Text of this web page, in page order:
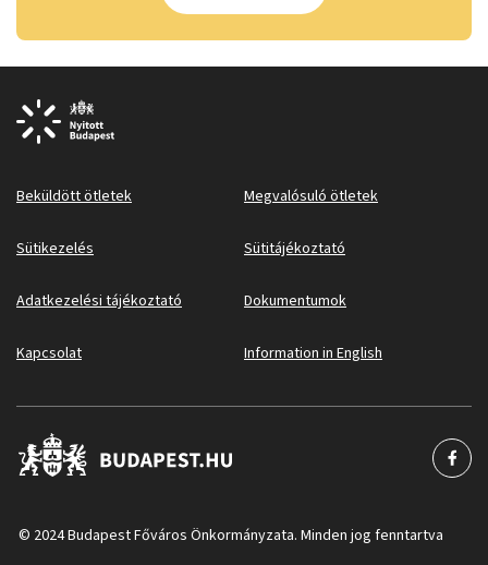
Beküldött ötletek Megvalósuló ötletek
Sütikezelés Sütitájékoztató
Adatkezelési tájékoztató Dokumentumok
Kapcsolat Information in English
© 2024 Budapest Főváros Önkormányzata. Minden jog fenntartva